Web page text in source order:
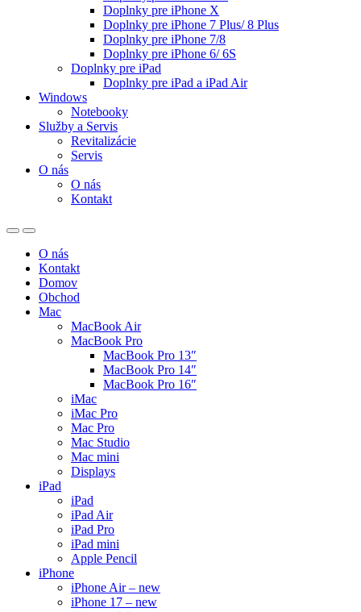
Doplnky pre iPhone X
Doplnky pre iPhone 7 Plus/ 8 Plus
Doplnky pre iPhone 7/8
Doplnky pre iPhone 6/ 6S
Doplnky pre iPad
Doplnky pre iPad a iPad Air
Windows
Notebooky
Služby a Servis
Revitalizácie
Servis
O nás
O nás
Kontakt
O nás
Kontakt
Domov
Obchod
Mac
MacBook Air
MacBook Pro
MacBook Pro 13″
MacBook Pro 14″
MacBook Pro 16″
iMac
iMac Pro
Mac Pro
Mac Studio
Mac mini
Displays
iPad
iPad
iPad Air
iPad Pro
iPad mini
Apple Pencil
iPhone
iPhone Air – new
iPhone 17 – new